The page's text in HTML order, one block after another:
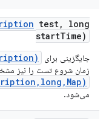
test,
long
startTime)
جایگزینی برای
زمان شروع تست را نیز
می‌شود.